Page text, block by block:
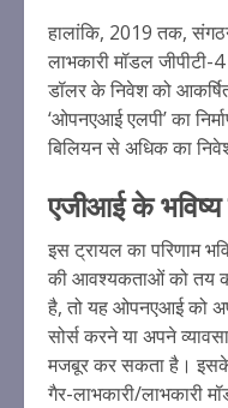
हालांकि, 2019 तक,
लाभकारी मॉडल
डॉलर के निवेश को
‘ओपनएआई एलपी’ का
बिलियन से अधिक का
एजीआई के भविष्य
इस ट्रायल का परिणाम
की आवश्यकताओं को तय
है, तो यह ओपनएआई को
सोर्स करने या अपने
मजबूर कर सकता है। इसके
गैर-लाभकारी/लाभकारी